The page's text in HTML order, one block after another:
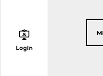
Login